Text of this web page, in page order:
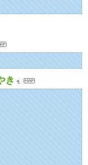
き